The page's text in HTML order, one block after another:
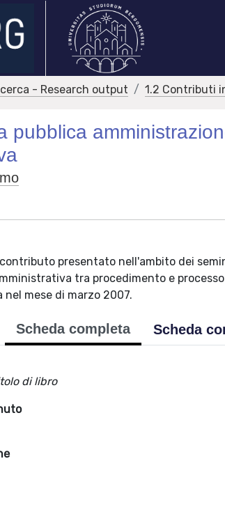
- Research output 1.2 Contributi
pubblica
presentato nell'ambito dei
tra procedimento e
mese di marzo 2007.
Scheda completa Scheda
di libro